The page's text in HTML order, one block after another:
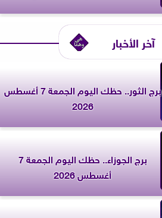
آخر الأخبار
برج الثور.. حظك اليوم الجمعة 7 أغسطس
2026
برج الجوزاء.. حظك اليوم الجمعة 7
أغسطس 2026